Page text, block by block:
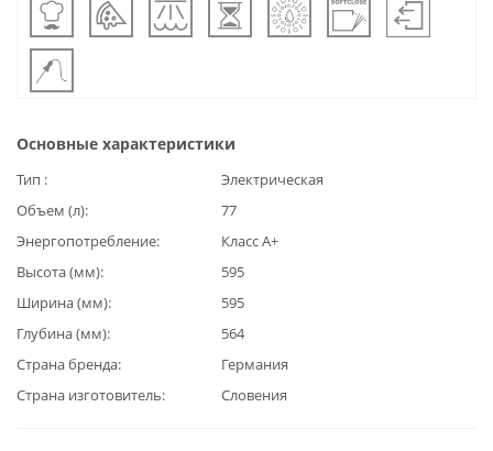
Основные характеристики
Тип
Электрическая
Объем (л)
77
Энергопотребление
Класс А+
Высота (мм)
595
Ширина (мм)
595
Глубина (мм)
564
Страна бренда
Германия
Страна изготовитель
Словения